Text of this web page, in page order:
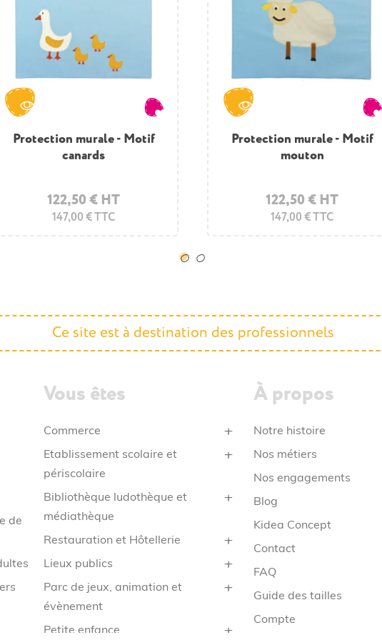
Protection murale - Motif
canards
122,50 € HT
147,00 € TTC
Protection murale - Motif
mouton
122,50 € HT
147,00 € TTC
Protection murale - Motif
bateau
117,50 € HT
141,00 € TTC
Tapis de coin mousse - Motif
ferme
615,00 € HT
738,00 € TTC
Ce site est à destination des professionnels
de
Vous êtes
Commerce
Etablissement scolaire et
périscolaire
Bibliothèque ludothèque et
médiathèque
Restauration et Hôtellerie
Lieux publics
Parc de jeux, animation et
évènement
Petite enfance
À propos
Notre histoire
Nos métiers
Nos engagements
Blog
Kidea Concept
Contact
FAQ
Guide des tailles
Compte